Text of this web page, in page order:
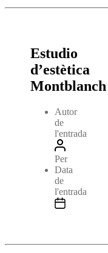
Estudio
d’estètica
Montblanch
Autor
de
l'entrada
Per
Data
de
l'entrada